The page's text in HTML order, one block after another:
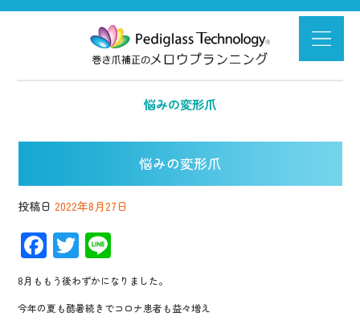
悩みの変形爪
悩みの変形爪
投稿日 2022年8月27日
F
ac
e
T
wi
tt
n
e
8月ももう後わずかになりました。
今年の夏も酷暑続きでコロナ患者も益々増え